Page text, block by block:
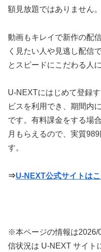
額見放題ではありません。
動画もキレイで新作の配
く見たい人や見逃し配信
とスピードにこだわる人
U-NEXTにはじめて登録
ビスを利用でき、期間内
です。有料課金をする場
月もらえるので、実質
す。
⇒U-NEXT公式サイトは
※本ページの情報は2026/
信状況は U-NEXT サイト